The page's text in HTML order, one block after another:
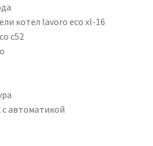
котел lavoro eco xl-16
c52
с автоматикой